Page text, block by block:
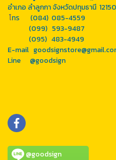
อำเภอ ลำลูกกา จังหวัดปทุมธานี 12150
โทร (084) 085-4559
(099) 593-9487
(095) 483-4949
E-mail
Line @goodsign
@goodsign